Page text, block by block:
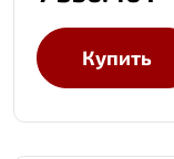
Купить